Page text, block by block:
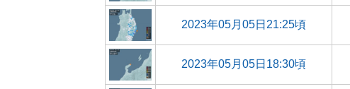
2023年05月05日21:25頃
2023年05月05日18:30頃